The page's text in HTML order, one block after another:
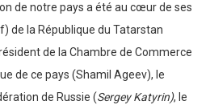
de notre pays a été au cœur de ses
de la République du Tatarstan
de la Chambre de Commerce
de ce pays (Shamil Ageev), le
de Russie (Sergey Katyrin), le